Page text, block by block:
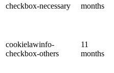
checkbox-necessary
months
cookielawinfo-
checkbox-others
11
months